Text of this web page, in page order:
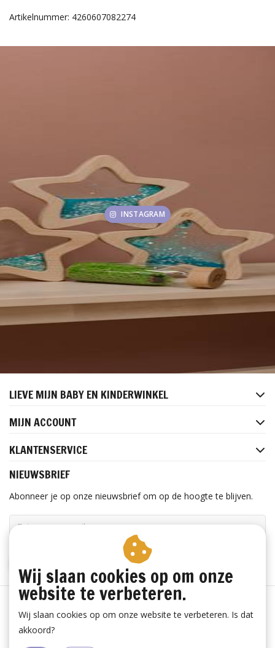
Artikelnummer: 4260607082274
INSTAGRAM
LIEVE MIJN BABY EN KINDERWINKEL
MIJN ACCOUNT
KLANTENSERVICE
NIEUWSBRIEF
Abonneer je op onze nieuwsbrief om op de hoogte te blijven.
Wij slaan cookies op om onze
website te verbeteren.
Wij slaan cookies op om onze website te verbeteren. Is dat
akkoord?